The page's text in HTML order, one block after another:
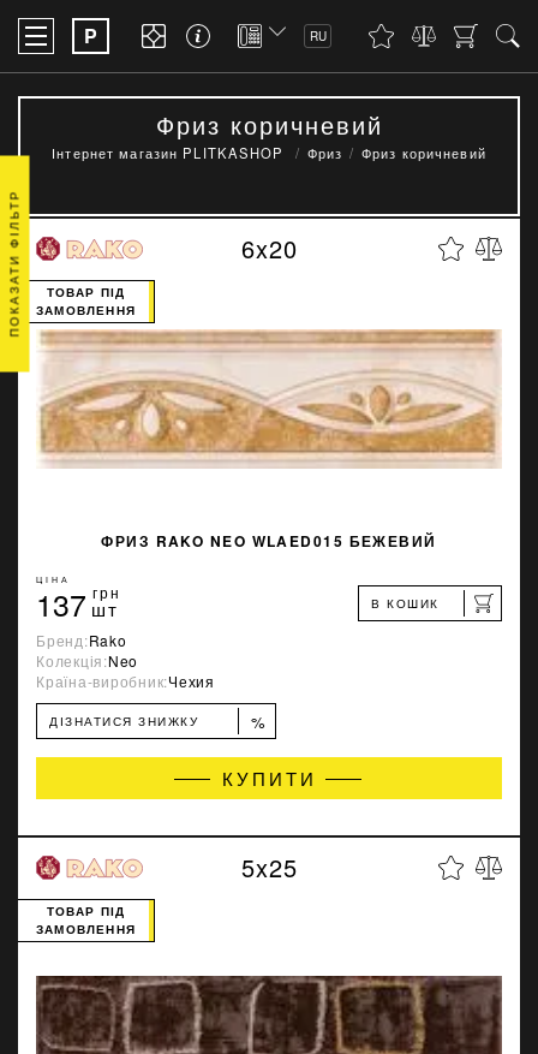
P RU
Фриз коричневий
Інтернет магазин PLITKASHOP Фриз Фриз коричневий
6x20
ФРИЗ RAKO NEO WLAED015 БЕЖЕВИЙ
ТОВАР ПІД
ЗАМОВЛЕННЯ
ЦІНА
137 грн
шт В КОШИК
Бренд:Rako
Колекція:Neo
Країна-виробник:Чехия
ДІЗНАТИСЯ ЗНИЖКУ %
КУПИТИ
5x25
ТОВАР ПІД
ЗАМОВЛЕННЯ
ПОКАЗАТИ ФІЛЬТР